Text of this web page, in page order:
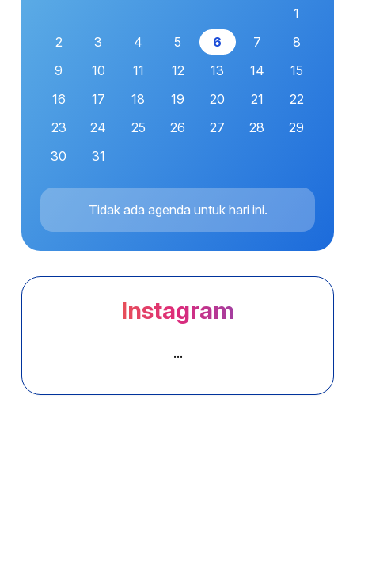
1
2
3 4 5 6 7
8
9
10 11 12 13 14
15
16
17 18 19 20 21
22
23
24 25 26 27 28
29
30
31
Tidak ada agenda untuk hari ini.
Instagram
...